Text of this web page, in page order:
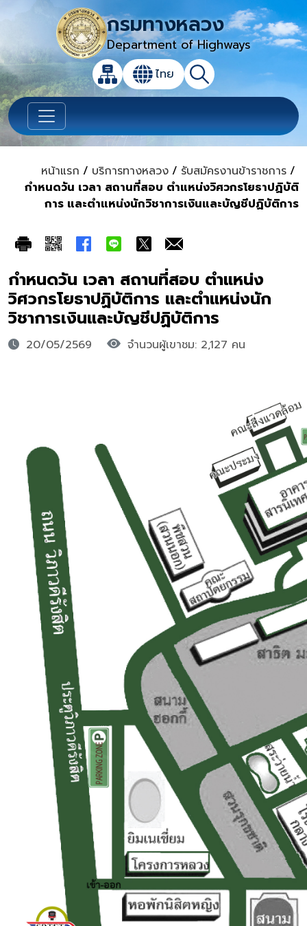
กรมทางหลวง
Department of Highways
แผนผังเว็บไซต์
เปลี่ยนภาษา
ไทย ค้นหา
เปิดกล่องค้นหาข้อมูลหลักของเว็บไซต์
หน้าแรก / บริการทางหลวง / รับสมัครงานข้าราชการ /
กำหนดวัน เวลา สถานที่สอบ ตำแหน่งวิศวกรโยธาปฏิบัติ
การ และตำแหน่งนักวิชาการเงินและบัญชีปฏิบัติการ
กำหนดวัน เวลา สถานที่สอบ ตำแหน่ง
วิศวกรโยธาปฏิบัติการ และตำแหน่งนัก
วิชาการเงินและบัญชีปฏิบัติการ
20/05/2569 จำนวนผู้เขาชม: 2,127 คน